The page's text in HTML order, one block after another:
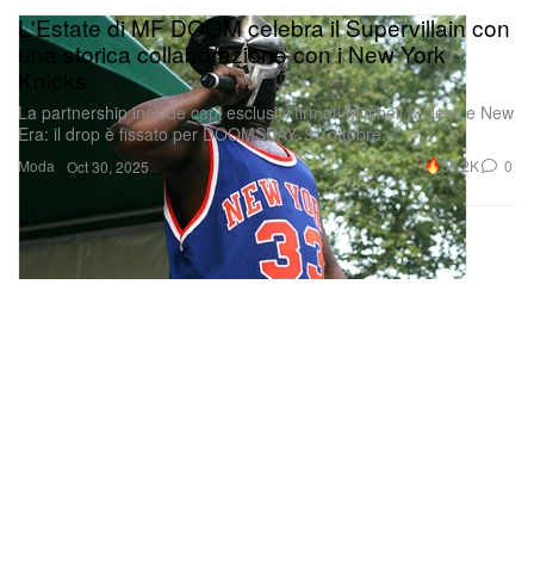
Moda
L'Estate di MF DOOM celebra il Supervillain con
una storica collaborazione con i New York
La partnership include capi esclusivi firmati Mitchell & Ness e New
Era: il drop è fissato per DOOMSDAY, 31 ottobre.
Oct 30, 2025 30.2K 0